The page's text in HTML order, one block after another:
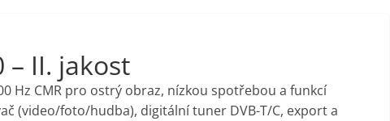
– II. jakost
Hz CMR pro ostrý obraz, nízkou spotřebou a funkcí
(video/foto/hudba), digitální tuner DVB-T/C, export a